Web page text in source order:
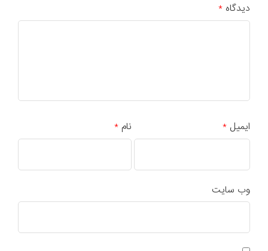
دیدگاه *
نام * ایمیل*
وب‌ سایت